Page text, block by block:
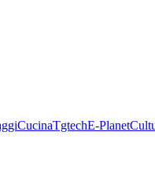
CucinaTgtechE-Planet